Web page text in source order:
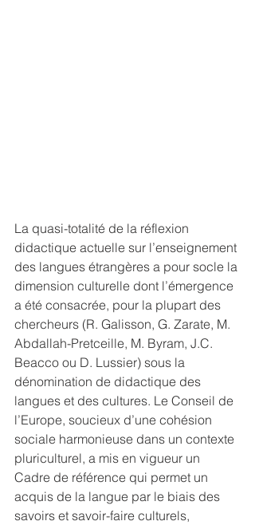
La quasi-totalité de la réflexion
didactique actuelle sur l’enseignement
des langues étrangères a pour socle la
dimension culturelle dont l’émergence
a été consacrée, pour la plupart des
chercheurs (R. Galisson, G. Zarate, M.
Abdallah-Pretceille, M. Byram, J.C.
Beacco ou D. Lussier) sous la
dénomination de didactique des
langues et des cultures. Le Conseil de
l’Europe, soucieux d’une cohésion
sociale harmonieuse dans un contexte
pluriculturel, a mis en vigueur un
Cadre de référence qui permet un
acquis de la langue par le biais des
savoirs et savoir-faire culturels,